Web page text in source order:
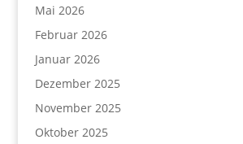
Mai 2026
Februar 2026
Januar 2026
Dezember 2025
November 2025
Oktober 2025